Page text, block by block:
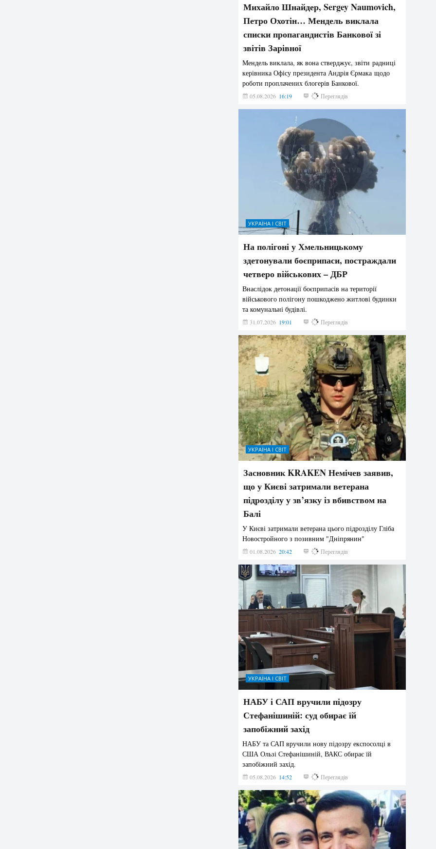
Михайло Шнайдер, Sergey Naumovich,
Петро Охотін… Мендель виклала
списки пропагандистів Банкової зі
звітів Зарівної
Мендель виклала, як вона стверджує, звіти радниці
керівника Офісу президента Андрія Єрмака щодо
роботи проплачених блогерів Банкової.
05.08.2026 16:19 192 Переглядів
УКРАЇНА І СВІТ
На полігоні у Хмельницькому
здетонували боєприпаси, постраждали
четверо військових – ДБР
Внаслідок детонації боєприпасів на території
військового полігону пошкоджено житлові будинки
та комунальні будівлі.
31.07.2026 19:01 184 Переглядів
УКРАЇНА І СВІТ
Засновник KRAKEN Немічев заявив,
що у Києві затримали ветерана
підрозділу у зв’язку із вбивством на
Балі
У Києві затримали ветерана цього підрозділу Гліба
Новостройного з позивним "Дніпрянин"
01.08.2026 20:42 176 Переглядів
УКРАЇНА І СВІТ
НАБУ і САП вручили підозру
Стефанішиній: суд обирає їй
запобіжний захід
НАБУ та САП вручили нову підозру експосолці в
США Ользі Стефанішиній, ВАКС обирає їй
запобіжний захід.
05.08.2026 14:52 140 Переглядів